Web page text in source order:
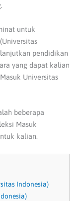
untuk
pendidikan
yang dapat kalian
Universitas
beberapa
Masuk
kalian.
Indonesia)